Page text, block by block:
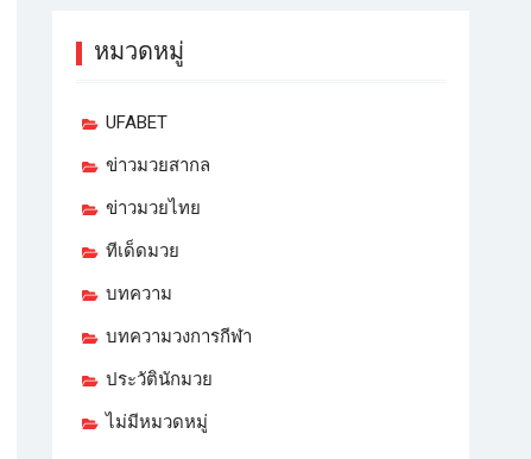
หมวดหมู่
UFABET
ข่าวมวยสากล
ข่าวมวยไทย
ทีเด็ดมวย
บทความ
บทความวงการกีฬา
ประวัตินักมวย
ไม่มีหมวดหมู่